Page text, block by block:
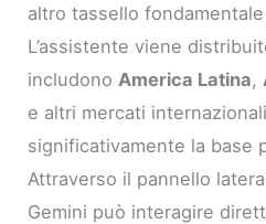
altro tassello
L’assistente viene
includono America Latina,
e altri mercati
significativamente la base
Attraverso il pannello
Gemini può interagire